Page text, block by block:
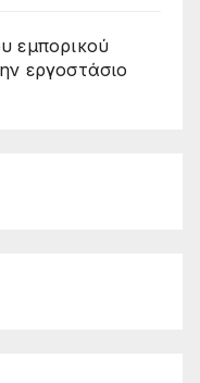
εμπορικού
εργοστάσιο